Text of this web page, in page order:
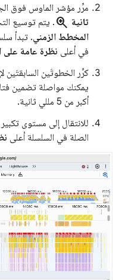
مرِّر مؤشر الماوس فوق
ثانية zoom_in . يتم توسيع
المخطط الزمني. تبدأ
في أعلى نظرة عامة على
كرِّر الخطوتَين السابقتَين
يمكنك مواصلة تضمين
أكبر من 5 مللي ثانية.
للانتقال إلى مستوى
الصلة في السلسلة أعلى